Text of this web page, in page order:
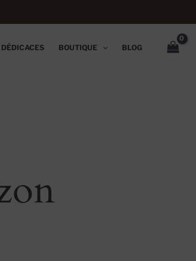
DÉDICACES BOUTIQUE BLOG